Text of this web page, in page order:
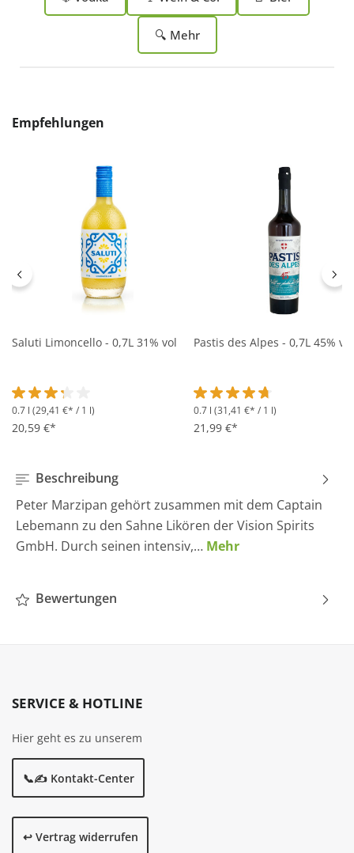
🔍 Mehr
Produktgalerie überspringen
Empfehlungen
Saluti Limoncello - 0,7L 31% vol
Durchschnittliche Bewertung von 3.2 von 5 Sternen
0.7 l (29,41 €* / 1 l)
20,59 €*
Pastis des Alpes - 0,7L 45% vol
Durchschnittliche
0.7 l (31,41 €* / 1 l)
21,99 €*
Beschreibung
Peter Marzipan gehört zusammen mit dem Captain
Lebemann zu den Sahne Likören der Vision Spirits
GmbH. Durch seinen intensiv,… Mehr
Bewertungen
SERVICE & HOTLINE
Hier geht es zu unserem
📞✍️ Kontakt-Center
↩️ Vertrag widerrufen